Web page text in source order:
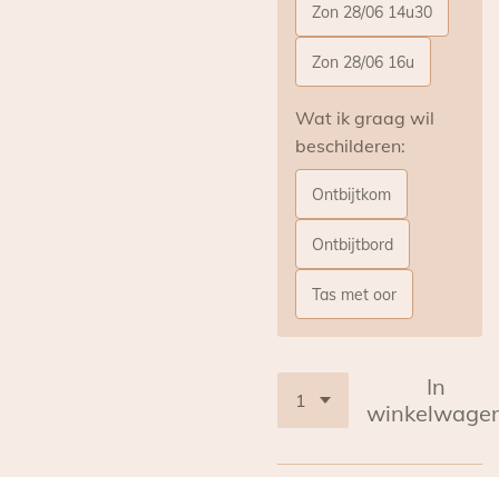
Zon 28/06 14u30
Zon 28/06 16u
Wat ik graag wil
beschilderen:
Ontbijtkom
Ontbijtbord
Tas met oor
In